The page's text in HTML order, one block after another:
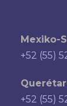
Mexiko-
+52 (55)
+52 (55)